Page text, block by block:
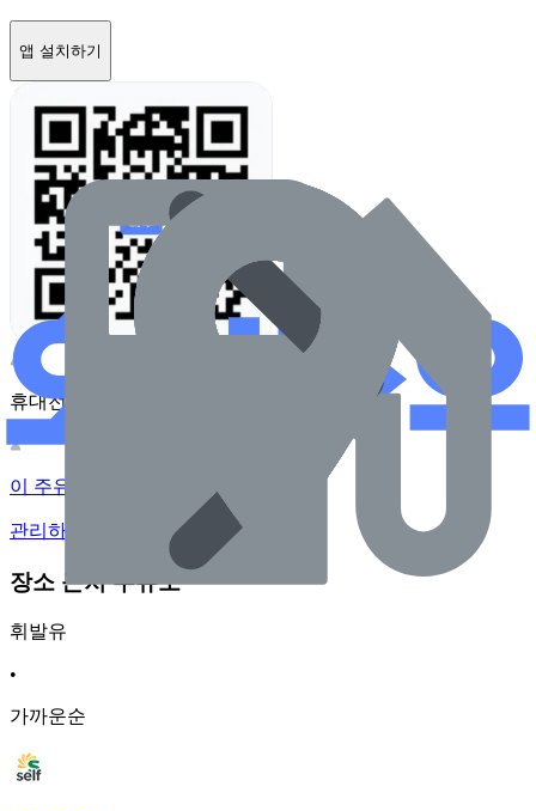
앱 설치하기
휴대전화 카메라로 찍어보세요
이 주유소의 사장님이신가요?
관리하기
장소 근처 주유소
휘발유
•
가까운순